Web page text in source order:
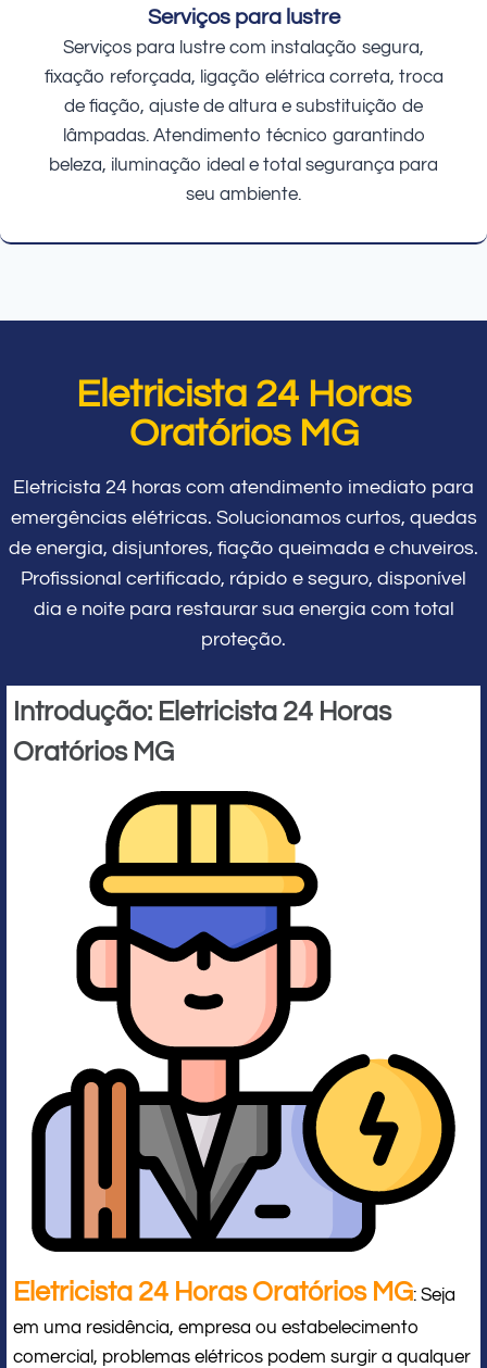
Serviços para lustre
Serviços para lustre com instalação segura,
fixação reforçada, ligação elétrica correta, troca
de fiação, ajuste de altura e substituição de
lâmpadas. Atendimento técnico garantindo
beleza, iluminação ideal e total segurança para
seu ambiente.
Eletricista 24 Horas
Oratórios MG
Eletricista 24 horas com atendimento imediato para
emergências elétricas. Solucionamos curtos, quedas
de energia, disjuntores, fiação queimada e chuveiros.
Profissional certificado, rápido e seguro, disponível
dia e noite para restaurar sua energia com total
proteção.
Introdução: Eletricista 24 Horas
Oratórios MG
Eletricista 24 Horas Oratórios MG: Seja
em uma residência, empresa ou estabelecimento
comercial, problemas elétricos podem surgir a qualquer